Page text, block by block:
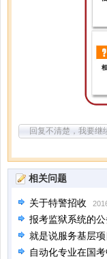
回复不清楚，我要继
相关问题
关于特警招收
报考监狱系统的
就是说服务基层
自动化专业在国